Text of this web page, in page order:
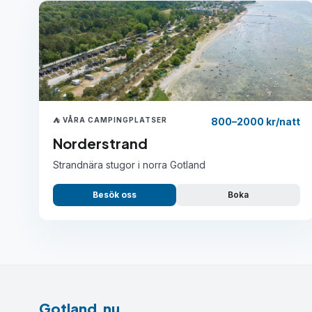
⛺ VÅRA CAMPINGPLATSER 800–2000 kr/natt
Norderstrand
Strandnära stugor i norra Gotland
Besök oss Boka
Gotland.nu